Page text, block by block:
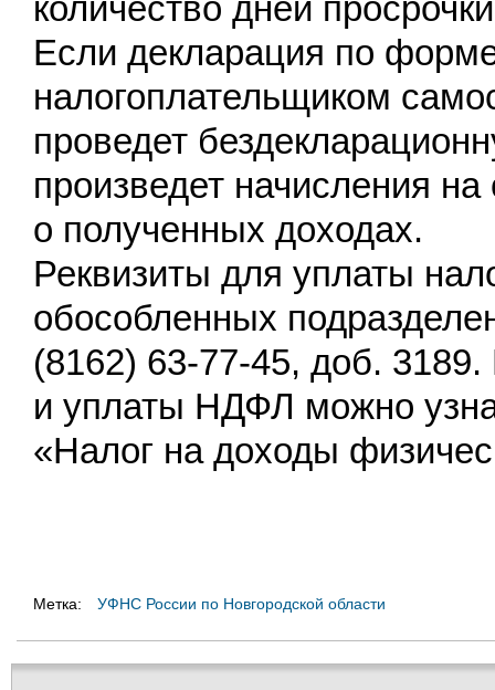
количество дней
Если декларация по
налогоплательщиком
проведет
произведет начисления
о полученных доходах.
Реквизиты для уплаты
обособленных
(8162) 63-77-45, доб.
и уплаты НДФЛ можно
«Налог на доходы
Метка: УФНС России по Новгородской области